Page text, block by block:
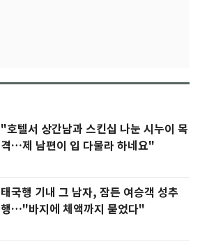
"호텔서 상간남과 스킨십 나눈 시누이 목
격…제 남편이 입 다물라 하네요"
태국행 기내 그 남자, 잠든 여승객 성추
행…"바지에 체액까지 묻었다"